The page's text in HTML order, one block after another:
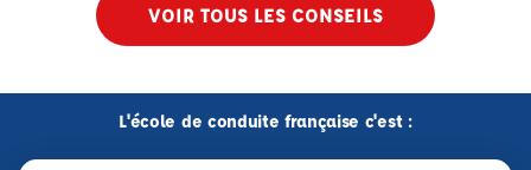
VOIR TOUS LES CONSEILS
L'école de conduite française c'est :